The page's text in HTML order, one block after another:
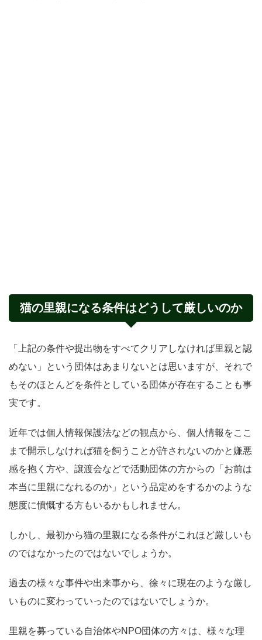
猫の里親になる条件はどうして厳しいのか
「上記の条件や提出物をすべてクリアしなければ里親と認
めない」という団体はあまりないとは思いますが、それで
もそのほとんどを条件としている団体が存在することも事
実です。
近年では個人情報保護法などの観点から、個人情報をここ
まで開示しなければ猫を飼うことが許されないのかと嫌悪
感を抱く方や、譲渡会などで活動団体の方からの「お前は
本当に里親になれるのか」という品定めをするかのような
態度に憤慨する方もいるかもしれません。
しかし、最初から猫の里親になる条件がこれほど厳しいも
のではなかったのではないでしょうか。
過去の様々な事件や出来事から、徐々に現在のような厳し
いものに変わっていったのではないでしょうか。
里親を募っている自治体やNPO団体の方々は、様々な理